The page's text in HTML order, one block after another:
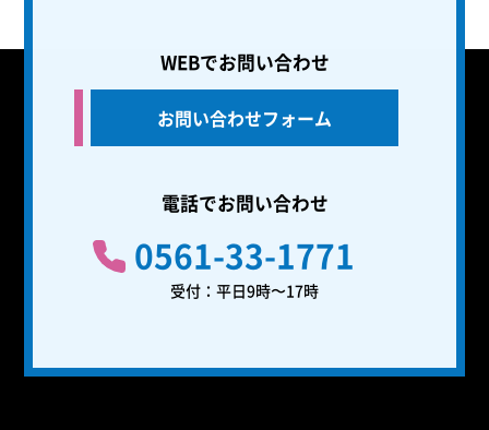
WEBでお問い合わせ
お問い合わせフォーム
電話でお問い合わせ
0561-33-1771
受付：平日9時〜17時